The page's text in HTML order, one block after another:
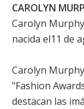
CAROLYN
Carolyn
nacida el11 de
Carolyn
"Fashion
destacan las